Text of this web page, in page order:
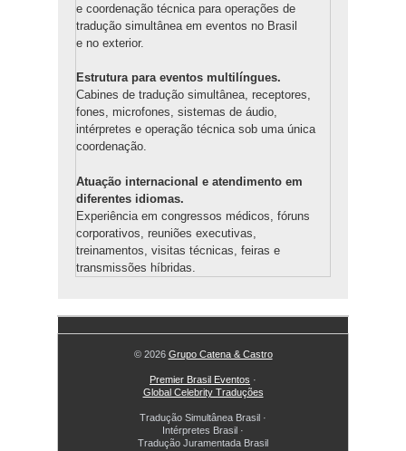
e coordenação técnica para operações de
tradução simultânea em eventos no Brasil
e no exterior.
Estrutura para eventos multilíngues.
Cabines de tradução simultânea, receptores,
fones, microfones, sistemas de áudio,
intérpretes e operação técnica sob uma única
coordenação.
Atuação internacional e atendimento em
diferentes idiomas.
Experiência em congressos médicos, fóruns
corporativos, reuniões executivas,
treinamentos, visitas técnicas, feiras e
transmissões híbridas.
© 2026 Grupo Catena & Castro
Premier Brasil Eventos ·
Global Celebrity Traduções
Tradução Simultânea Brasil ·
Intérpretes Brasil ·
Tradução Juramentada Brasil